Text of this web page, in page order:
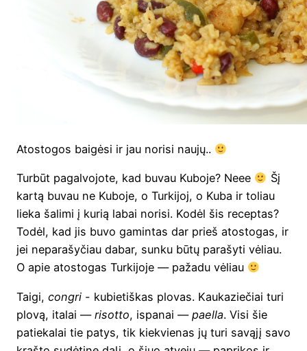
Ato­sto­gos bai­gė­si ir jau nori­si naujų..
Tur­būt pagal­vo­jo­te, kad buvau Kubo­je? Neee
Šį
kar­tą buvau ne Kubo­je, o Tur­ki­joj, o Kuba ir toliau
lie­ka šali­mi į kurią labai nori­si. Kodėl šis recep­tas?
Todėl, kad jis buvo gamin­tas dar prieš ato­sto­gas, ir
jei nepa­ra­šy­čiau dabar, sun­ku būtų para­šy­ti vėliau.
O apie ato­sto­gas Tur­ki­jo­je — paža­du vėliau
Tai­gi, con­gri - kubie­tiš­kas plo­vas. Kau­ka­zie­čiai turi
plo­vą, ita­lai — risotto, ispa­nai — pael­la. Visi šie
patie­ka­lai tie patys, tik kiek­vie­nas jų turi savą­jį savo